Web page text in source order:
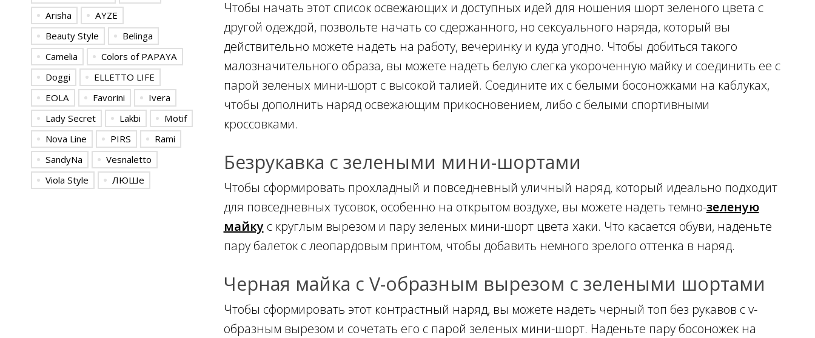
Arisha
AYZE
Beauty Style
Belinga
Camelia
Colors of PAPAYA
Doggi
ELLETTO LIFE
EOLA
Favorini
Ivera
Lady Secret
Lakbi
Motif
Nova Line
PIRS
Rami
SandyNa
Vesnaletto
Viola Style
ЛЮШе
Чтобы начать этот список освежающих и доступных идей для ношения шорт зеленого цвета с
другой одеждой, позвольте начать со сдержанного, но сексуального наряда, который вы
действительно можете надеть на работу, вечеринку и куда угодно. Чтобы добиться такого
малозначительного образа, вы можете надеть белую слегка укороченную майку и соединить ее с
парой зеленых мини-шорт с высокой талией. Соедините их с белыми босоножками на каблуках,
чтобы дополнить наряд освежающим прикосновением, либо с белыми спортивными
кроссовками.
Безрукавка с зелеными мини-шортами
Чтобы сформировать прохладный и повседневный уличный наряд, который идеально подходит
для повседневных тусовок, особенно на открытом воздухе, вы можете надеть темно-зеленую
майкус круглым вырезом и пару зеленых мини-шорт цвета хаки. Что касается обуви, наденьте
пару балеток с леопардовым принтом, чтобы добавить немного зрелого оттенка в наряд.
Черная майка с V-образным вырезом с зелеными шортами
Чтобы сформировать этот контрастный наряд, вы можете надеть черный топ без рукавов с v-
образным вырезом и сочетать его с парой зеленых мини-шорт. Наденьте пару босоножек на